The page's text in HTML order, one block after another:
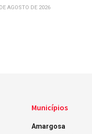
AGOSTO DE 2026
Municípios
Amargosa